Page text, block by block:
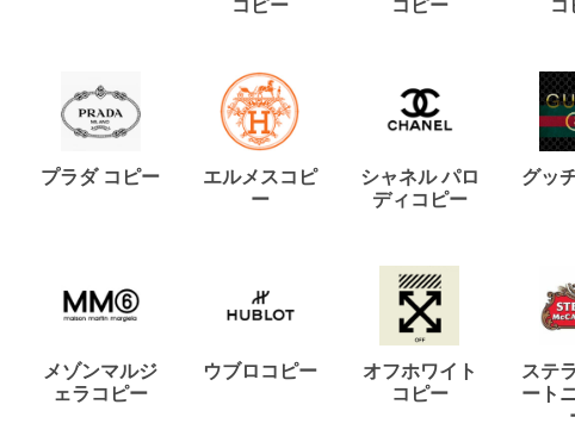
コピー
コピー
コ
プラダ コピー
エルメスコピ
ー
シャネル パロ
ディコピー
グッ
メゾンマルジ
ェラコピー
ウブロコピー
オフホワイト
コピー
ステ
ート